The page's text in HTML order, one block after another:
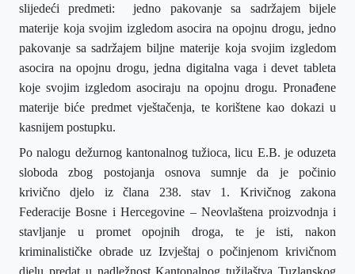
slijedeći predmeti:
jedno pakovanjesa sadržajem bijele
materije koja svojim izgledom asocira na opojnu drogu, jedno
pakovanje sa sadržajem biljne materije koja svojim izgledom
asocira na opojnu drogu, jedna digitalna vaga i devet tableta
koje svojim izgledom asociraju na opojnu drogu. Pronađene
materije biće predmet vještačenja, te korištene kao dokazi u
kasnijem postupku.
Po nalogu dežurnog kantonalnog tužioca,licu E.B. je oduzeta
sloboda zbog postojanja osnova sumnje da jepočinio
krivično djelo iz člana 238. stav 1. Krivičnog zakona
Federacije Bosne i Hercegovine – Neovlaštena proizvodnja i
stavljanje u promet opojnih droga, te jeisti, nakon
kriminalističke obrade uz Izvještaj o počinjenom krivičnom
djelu predat u nadležnost Kantonalnog tužilaštva Tuzlanskog